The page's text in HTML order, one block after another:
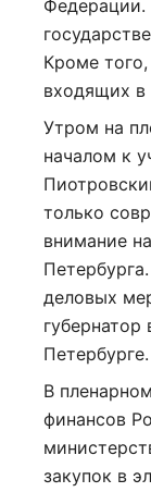
Федерации.
Кроме
входящих
Утром на
началом к
только
внимание
деловых
Петербурге.
В
финансов
закупок в